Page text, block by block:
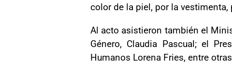
color de la piel, por la
Al acto asistieron también el
Género, Claudia Pascual; el
Humanos Lorena Fries, entre